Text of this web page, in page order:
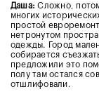
Даша:Сложно,
многих
простой
нетронутом
одежды. Город
собирается
предложили это
полу там остался
отшлифовали.